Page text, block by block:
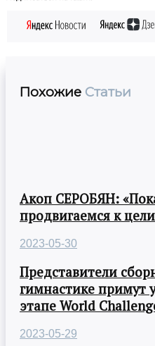
Похожие Статьи
Акоп СЕРОБЯН:
продвигаемся к
2023-05-30
Представители
гимнастике примут
этапе World
2023-05-29